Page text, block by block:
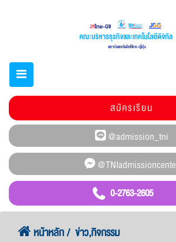
0-2763-2605
สมัครเรียน
หน้าหลัก
ข่าว,กิจกรรม